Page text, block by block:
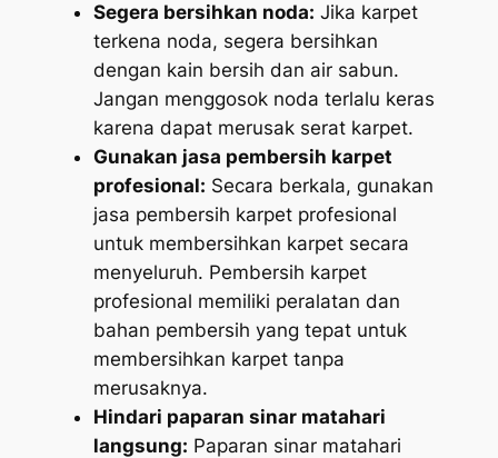
Segera bersihkan noda: Jika karpet
terkena noda, segera bersihkan
dengan kain bersih dan air sabun.
Jangan menggosok noda terlalu keras
karena dapat merusak serat karpet.
Gunakan jasa pembersih karpet
profesional: Secara berkala, gunakan
jasa pembersih karpet profesional
untuk membersihkan karpet secara
menyeluruh. Pembersih karpet
profesional memiliki peralatan dan
bahan pembersih yang tepat untuk
membersihkan karpet tanpa
merusaknya.
Hindari paparan sinar matahari
langsung: Paparan sinar matahari